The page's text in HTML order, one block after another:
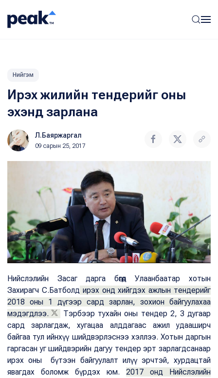
Нийгэм
Ирэх жилийн тендерийг оны
эхэнд зарлана
Л.Баяржаргал
09 сарын 25, 2017
Нийслэлийн Засаг дарга бөгөөд Улаанбаатар хотын
Захирагч С.Батболдирэх онд хийгдэх ажлын тендерийг
2018 оны 1 дүгээр сард зарлан, зохион байгуулахаа
мэдэгдлээ.
Тэрбээр тухайн оны тендер 2, 3 дугаар
сард зарлагдаж, хугацаа алддагаас ажил удааширч
байгаа тул ийнхүү шийдвэрлэснээ хэллээ. Хотын даргын
гаргасан уг шийдвэрийн дагуу тендер эрт зарлагдсанаар
ирэх оны бүтээн байгуулалт илүү эрчтэй, хурдацтай
явагдах боломж бүрдэх юм. 2017 онд Нийслэлийн